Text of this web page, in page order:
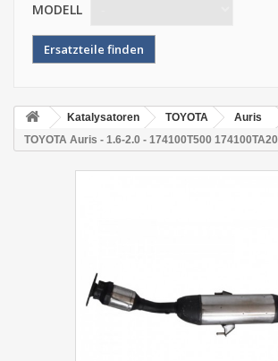
MODELL
Katalysatoren TOYOTA Auris
TOYOTA Auris - 1.6-2.0 - 174100T500 174100TA20